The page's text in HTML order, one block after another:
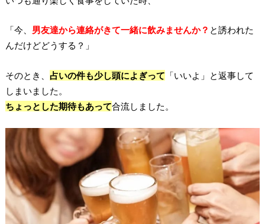
「今、 男友達から連絡がきて一緒に飲みませんか？ と誘われた
んだけどどうする？」
そのとき、 占いの件も少し頭によぎって 「いいよ」と返事して
しまいました。
ちょっとした期待もあって合流しました。